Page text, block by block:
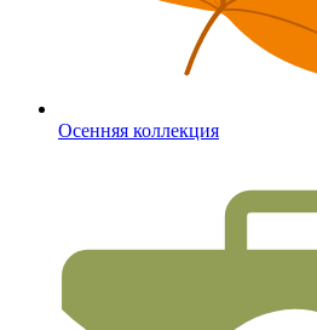
Осенняя коллекция